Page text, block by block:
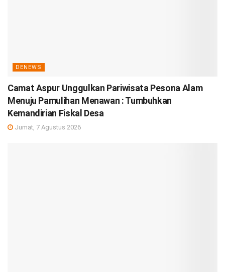
DENEWS
Camat Aspur Unggulkan Pariwisata Pesona Alam
Menuju Pamulihan Menawan : Tumbuhkan
Kemandirian Fiskal Desa
Jumat, 7 Agustus 2026